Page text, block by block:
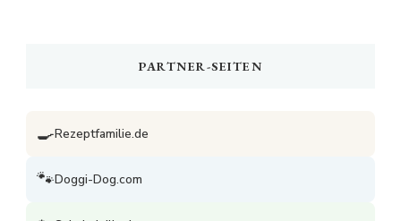
PARTNER-SEITEN
🍳Rezeptfamilie.de
🐾Doggi-Dog.com